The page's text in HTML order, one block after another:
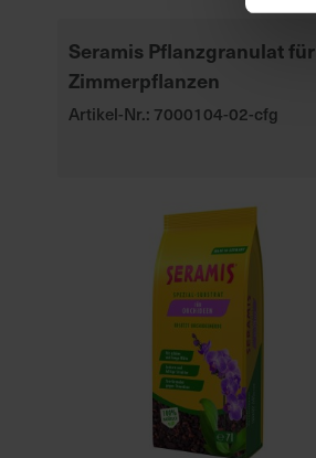
Seramis Pflanzgranulat für
Zimmerpflanzen
Artikel-Nr.: 7000104-02-cfg